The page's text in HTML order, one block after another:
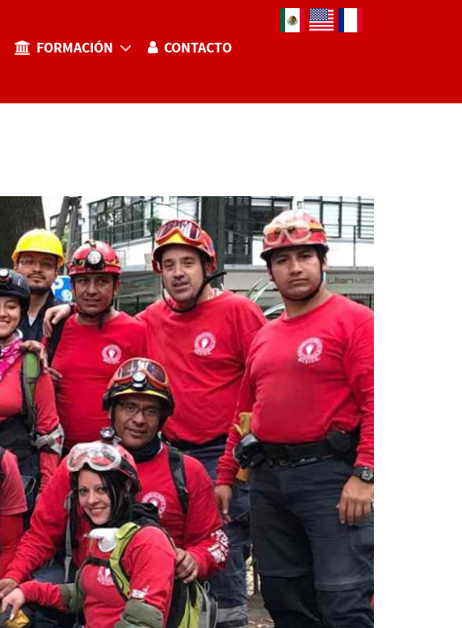
FORMACIÓN CONTACTO
Seleccione su idioma